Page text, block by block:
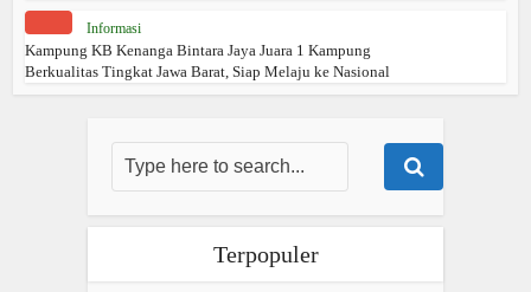
Informasi
Kampung KB Kenanga Bintara Jaya Juara 1 Kampung
Berkualitas Tingkat Jawa Barat, Siap Melaju ke Nasional
Terpopuler